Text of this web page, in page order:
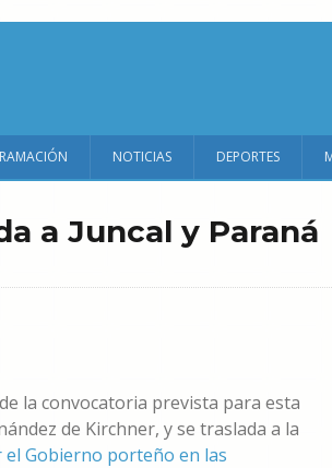
NOTICIAS DEPORTES
a Juncal y Paraná
la convocatoria prevista para esta
de Kirchner, y se traslada a la
Gobierno porteño en las